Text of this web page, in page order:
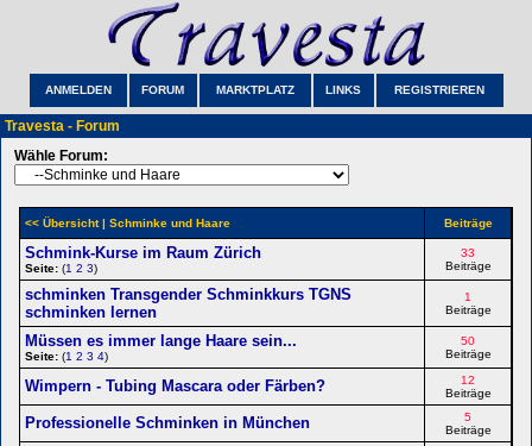
ANMELDEN FORUM MARKTPLATZ LINKS REGISTRIEREN
Travesta - Forum
Wähle Forum:
<< Übersicht| Schminke und Haare Beiträge
Schmink-Kurse im Raum Zürich
Seite: (1 2 3)
33
Beiträge
schminken Transgender Schminkkurs TGNS
schminken lernen
1
Beiträge
Müssen es immer lange Haare sein...
Seite: (1 2 3 4)
50
Beiträge
Wimpern - Tubing Mascara oder Färben?
12
Beiträge
Professionelle Schminken in München
5
Beiträge